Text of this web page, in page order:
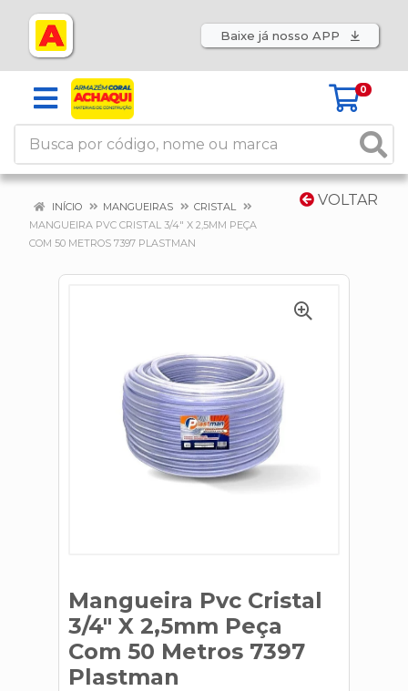
Baixe já nosso APP
0
VOLTAR
INÍCIO MANGUEIRAS
CRISTAL
MANGUEIRA PVC CRISTAL 3/4" X 2,5MM PEÇA
COM 50 METROS 7397 PLASTMAN
Mangueira Pvc Cristal
3/4" X 2,5mm Peça
Com 50 Metros 7397
Plastman